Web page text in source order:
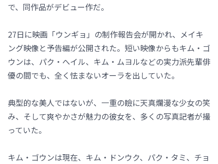
で、同作品がデビュー作だ。
27日に映画「ウンギョ」の制作報告会が開かれ、メイキ
ング映像と予告編が公開された。短い映像からもキム・ゴ
ウンは、パク・へイル、キム・ムヨルなどの実力派先輩俳
優の間でも、全く怯まないオーラを出していた。
典型的な美人ではないが、一重の瞼に天真爛漫な少女の笑
み、そして爽やかさが魅力の彼女を、多くの写真記者が撮
っていた。
キム・ゴウンは現在、キム・ドンウク、パク・タミ、チョ